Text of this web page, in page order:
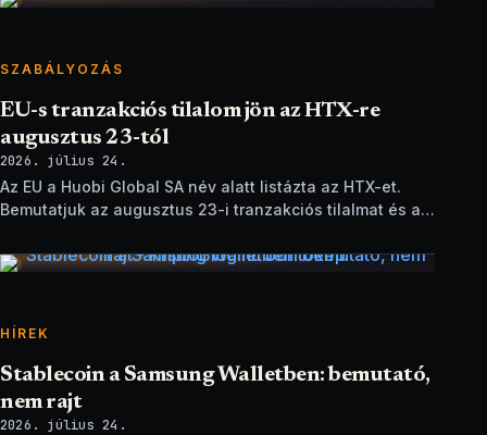
SZABÁLYOZÁS
EU-s tranzakciós tilalom jön az HTX-re
augusztus 23-tól
2026. július 24.
Az EU a Huobi Global SA név alatt listázta az HTX-et.
Bemutatjuk az augusztus 23-i tranzakciós tilalmat és a
HÍREK
Stablecoin a Samsung Walletben: bemutató,
nem rajt
2026. július 24.